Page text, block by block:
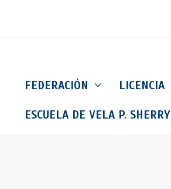
FEDERACIÓN LICENCIA
ESCUELA DE VELA P. SHERRY